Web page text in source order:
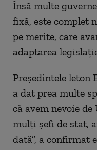
Însă multe
fixă, este complet
pe merite, care
adaptarea
Preşedintele leton
a dat prea multe
că avem nevoie
mulţi şefi de stat,
dată”, a confirmat